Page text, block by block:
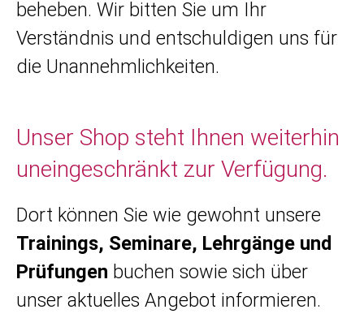
beheben. Wir bitten Sie um Ihr
Verständnis und entschuldigen uns für
die Unannehmlichkeiten.
Unser Shop steht Ihnen weiterhin
uneingeschränkt zur Verfügung.
Dort können Sie wie gewohnt unsere
Trainings, Seminare, Lehrgänge und
Prüfungen buchen sowie sich über
unser aktuelles Angebot informieren.